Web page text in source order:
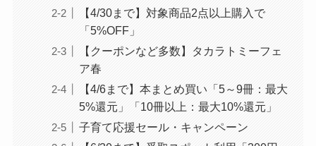
タイムセールが通常会員よ
りお得
その他メリット多数
意外と知られていない？
【4/30まで】対象商品2点以上購入で
「5%OFF」
【クーポンなど多数】タカラトミーフェ
ア春
【4/6まで】本まとめ買い「5～9冊：最大
5%還元」「10冊以上：最大10%還元」
子育て応援セール・キャンペーン